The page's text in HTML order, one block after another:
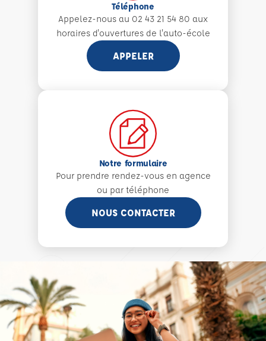
Téléphone
Appelez-nous au 02 43 21 54 80 aux
horaires d'ouvertures de l'auto-école
APPELER
Notre formulaire
Pour prendre rendez-vous en agence
ou par téléphone
NOUS CONTACTER